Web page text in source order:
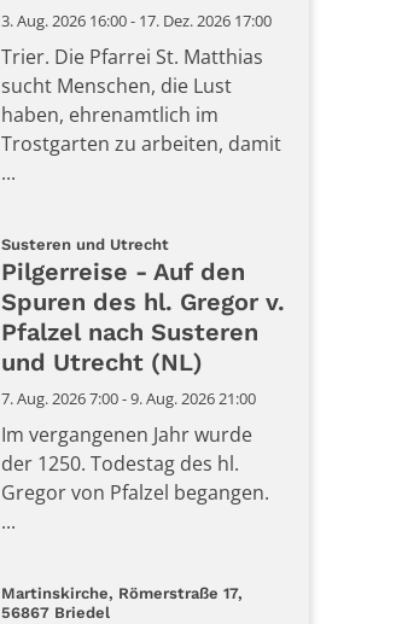
3. Aug. 2026 16:00 - 17. Dez. 2026 17:00
Trier. Die Pfarrei St. Matthias
sucht Menschen, die Lust
haben, ehrenamtlich im
Trostgarten zu arbeiten, damit
...
Susteren und Utrecht:
Pilgerreise - Auf den
Spuren des hl. Gregor v.
Pfalzel nach Susteren
und Utrecht (NL)
7. Aug. 2026 7:00 - 9. Aug. 2026 21:00
Im vergangenen Jahr wurde
der 1250. Todestag des hl.
Gregor von Pfalzel begangen.
...
Martinskirche, Römerstraße 17,
56867 Briedel: